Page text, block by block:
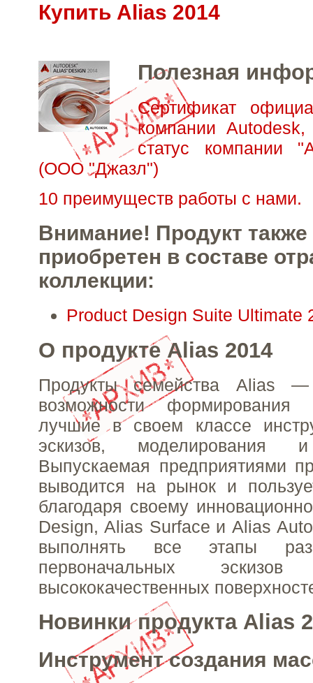
Купить Alias 2014
Полезная
Сертификат
компании
статус компании
(ООО "Джазл")
10 преимуществ работы с нами.
Внимание! Продукт
приобретен в составе
коллекции:
Product Design Suite Ultimate
О продукте Alias 2014
Продукты семейства Alias
возможности формирования
лучшие в своем классе
эскизов, моделирования и
Выпускаемая предприятиями
выводится на рынок и
благодаря своему
Design, Alias Surface и Alias
выполнять все этапы
первоначальных
высококачественных
Новинки продукта Alias
Инструмент создания